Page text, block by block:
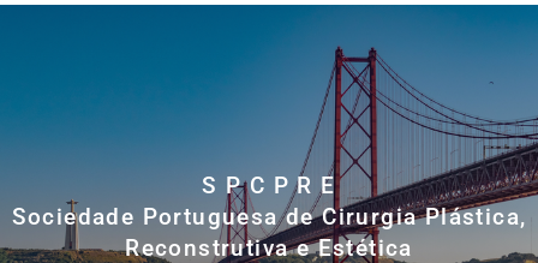
S P C P R E
Sociedade Portuguesa de Cirurgia Plástica,
Reconstrutiva e Estética